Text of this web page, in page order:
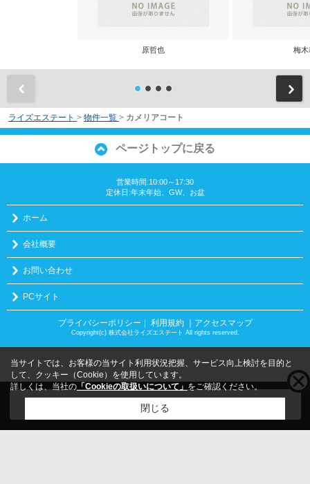
原哲也 梅木
ライズエステート > 物件一覧 > カメリアコート
ページトップに戻る
営業時間:10:00～17:30
定休日:年末年始、GW、お盆
ホーム
会社概要
お問い合わせ
PCサイト
プライバシーポリシー 利用規約 ｜アクセスマップ
Copyright(c) 株式会社ライズエステート All rights reserved.
こちらの物件をご覧の方にお勧めな物件
当サイトでは、お客様の当サイト利用状況把握、サービス向上検討を目的と
して、クッキー（Cookie）を使用しています。
詳しくは、当社の 「Cookieの取扱いについて」 をご確認ください。
閉じる